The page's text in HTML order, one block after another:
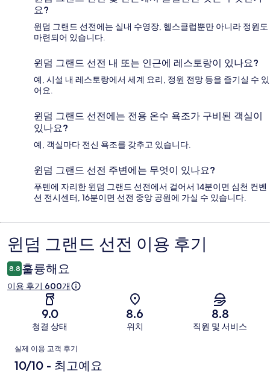
요?
윈덤 그랜드 선전에는 실내 수영장, 헬스클럽뿐만 아니라 정원도
마련되어 있습니다.
윈덤 그랜드 선전 내 또는 인근에 레스토랑이 있나요?
예, 시설 내 레스토랑에서 세계 요리, 정원 전망 등을 즐기실 수 있
어요.
윈덤 그랜드 선전에는 전용 온수 욕조가 구비된 객실이
있나요?
예, 객실마다 전신 욕조를 갖추고 있습니다.
윈덤 그랜드 선전 주변에는 무엇이 있나요?
푸톈에 자리한 윈덤 그랜드 선전에서 걸어서 14분이면 심천 컨벤
션 전시센터, 16분이면 선전 중앙 공원에 가실 수 있습니다.
이
용
후
윈덤 그랜드 선전 이용 후기
8.8 훌륭해요
이용 후기 600개
9.0
청결 상태
8.6
위치
8.8
직원 및 서비스
이
용
실제 이용 고객 후기
10/10 - 최고예요